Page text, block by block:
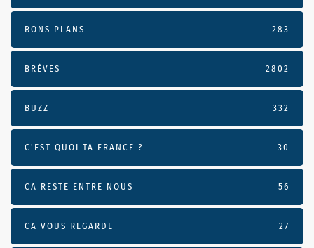
BONS PLANS 283
BRÈVES 2802
BUZZ 332
C'EST QUOI TA FRANCE ? 30
CA RESTE ENTRE NOUS 56
CA VOUS REGARDE 27